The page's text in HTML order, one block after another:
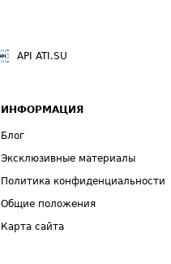
API ATI.SU
ИНФОРМАЦИЯ
Блог
Эксклюзивные материалы
Политика конфиденциальности
Общие положения
Карта сайта